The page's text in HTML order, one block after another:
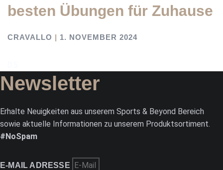
besten Übungen für Zuhause
CRAVALLO 1. NOVEMBER 2024
Newsletter
Erhalte Neuigkeiten aus unserem Sports & Beyond Bereich
sowie aktuelle Informationen zu unserem Produktsortiment.
#NoSpam
E-MAIL ADRESSE